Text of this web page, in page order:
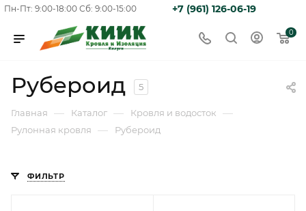
Пн-Пт: 9:00-18:00 Сб: 9:00-15:00 +7 (961) 126-06-19
0
Рубероид 5
Главная — Каталог — Кровля и водосток —
Рулонная кровля — Рубероид
ФИЛЬТР